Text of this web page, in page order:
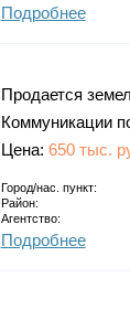
Подробнее
Продается
Коммуникации
Цена: 650 тыс.
Город/нас. пункт:
Район:
Агентство:
Подробнее